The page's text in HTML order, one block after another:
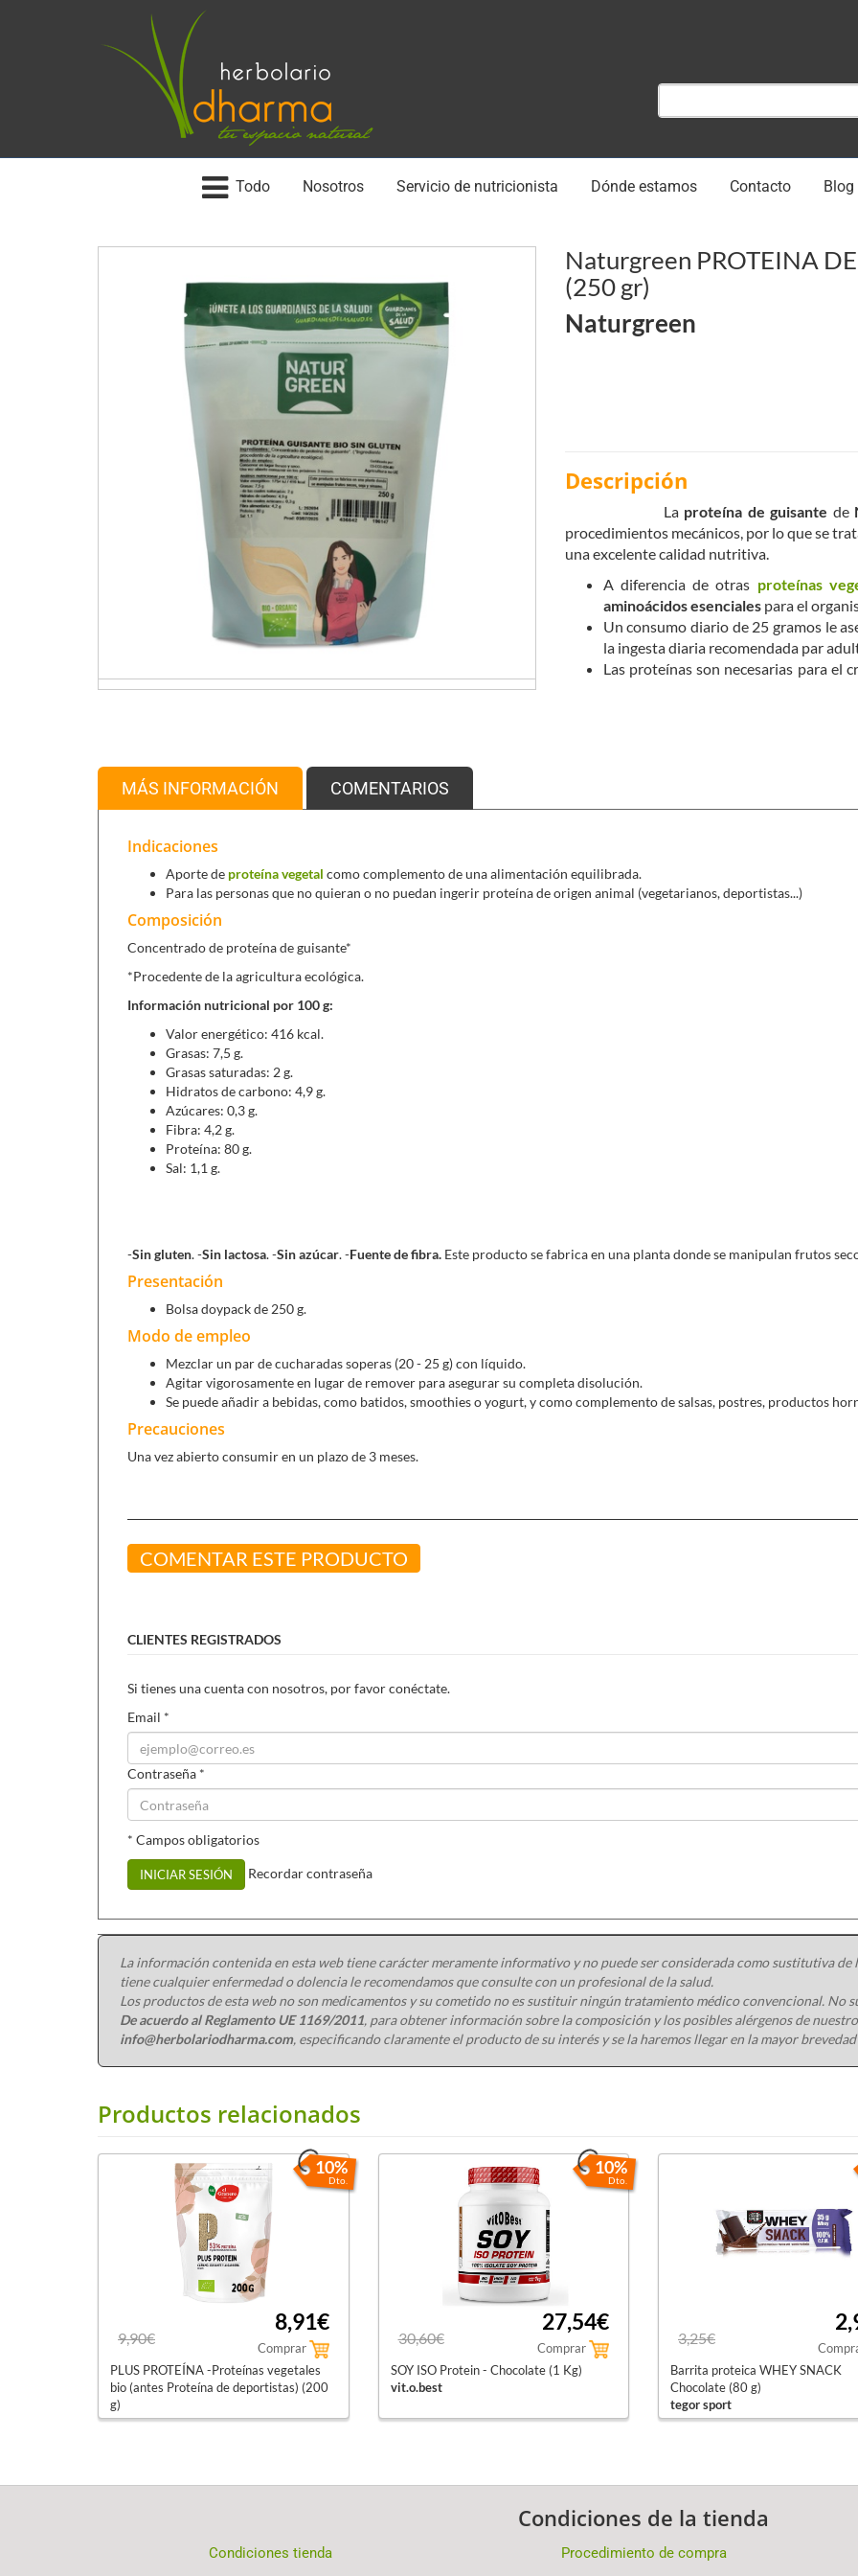
Todo Nosotros Servicio de nutricionista Dónde estamos Contacto Blog
Naturgreen PROTEINA
(250 gr)
Naturgreen
Descripción
Laproteína de guisante de
procedimientos mecánicos, por lo que se
una excelente calidad nutritiva.
A diferencia de otras proteínas
aminoácidos esencialespara el
Un consumo diario de 25 gramos le
la ingesta diaria recomendada par
Las proteínas son necesarias para el
Además contribuyen al
nuestro cuerpo no es capaz de
alimentación. Dentro de nuestro
MÁS INFORMACIÓN COMENTARIOS
Indicaciones
Aporte de proteína vegetal como complemento de una alimentación equilibrada.
Para las personas que no quieran o no puedan ingerir proteína de origen animal (vegetarianos, deportistas...)
Composición
Concentrado de proteína de guisante*
*Procedente de la agricultura ecológica.
Información nutricional por 100 g:
Valor energético: 416 kcal.
Grasas: 7,5 g.
Grasas saturadas: 2 g.
Hidratos de carbono: 4,9 g.
Azúcares: 0,3 g.
Fibra: 4,2 g.
Proteína: 80 g.
Sal: 1,1 g.
-Singluten. -Sin lactosa. -Sin azúcar. -Fuente de fibra. Este producto se fabrica en una planta donde se manipulan frutos
Presentación
Bolsa doypack de 250 g.
Modo de empleo
Mezclar un par de cucharadas soperas (20 - 25 g) con líquido.
Agitar vigorosamente en lugar de remover para asegurar su completa disolución.
Se puede añadir a bebidas, como batidos, smoothies o yogurt, y como complemento de salsas, postres, productos
Precauciones
Una vez abierto consumir en un plazo de 3 meses.
COMENTAR ESTE PRODUCTO
CLIENTES REGISTRADOS
Si tienes una cuenta con nosotros, por favor conéctate.
Email *
Contraseña *
* Campos obligatorios
INICIAR SESIÓN Recordar contraseña
La información contenida en esta web tiene carácter meramente informativo y no puede ser considerada como sustitutiva
tiene cualquier enfermedad o dolencia le recomendamos que consulte con un profesional de la salud.
Los productos de esta web no son medicamentos y su cometido no es sustituir ningún tratamiento médico convencional. No
De acuerdo al Reglamento UE 1169/2011, para obtener información sobre la composición y los posibles alérgenos de
info@herbolariodharma.com, especificando claramente el producto de su interés y se la haremos llegar en la mayor
Productos relacionados
10%
Dto.
9,90€
8,91€
Comprar
PLUS PROTEÍNA -Proteínas vegetales
bio (antes Proteína de deportistas) (200
g)
el granero integral
10%
Dto.
30,60€
27,54€
Comprar
SOY ISO Protein - Chocolate (1 Kg)
vit.o.best
3,25€
Barrita proteica WHEY SNACK
Chocolate (80 g)
tegor sport
Condiciones de la tienda
Condiciones tienda Procedimiento de compra